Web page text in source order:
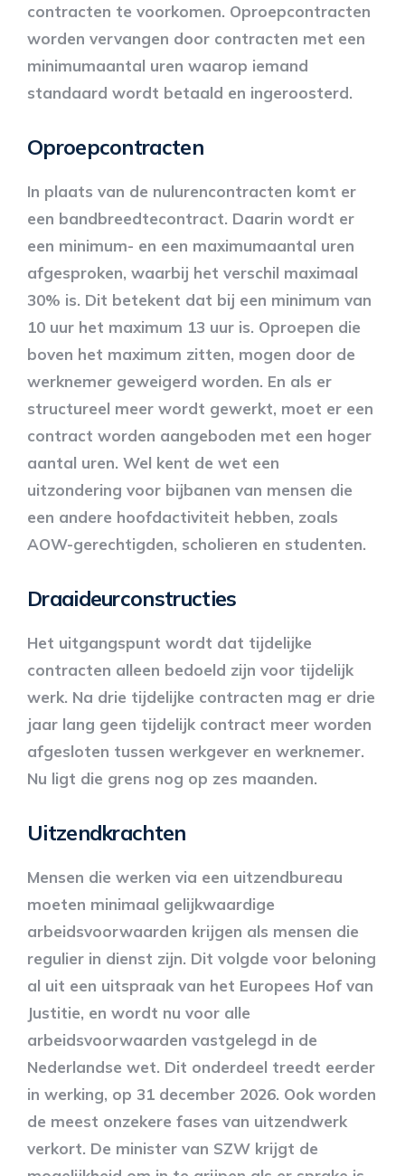
contracten te voorkomen. Oproepcontracten
worden vervangen door contracten met een
minimumaantal uren waarop iemand
standaard wordt betaald en ingeroosterd.
Oproepcontracten
In plaats van de nulurencontracten komt er
een bandbreedtecontract. Daarin wordt er
een minimum- en een maximumaantal uren
afgesproken, waarbij het verschil maximaal
30% is. Dit betekent dat bij een minimum van
10 uur het maximum 13 uur is. Oproepen die
boven het maximum zitten, mogen door de
werknemer geweigerd worden. En als er
structureel meer wordt gewerkt, moet er een
contract worden aangeboden met een hoger
aantal uren. Wel kent de wet een
uitzondering voor bijbanen van mensen die
een andere hoofdactiviteit hebben, zoals
AOW-gerechtigden, scholieren en studenten.
Draaideurconstructies
Het uitgangspunt wordt dat tijdelijke
contracten alleen bedoeld zijn voor tijdelijk
werk. Na drie tijdelijke contracten mag er drie
jaar lang geen tijdelijk contract meer worden
afgesloten tussen werkgever en werknemer.
Nu ligt die grens nog op zes maanden.
Uitzendkrachten
Mensen die werken via een uitzendbureau
moeten minimaal gelijkwaardige
arbeidsvoorwaarden krijgen als mensen die
regulier in dienst zijn. Dit volgde voor beloning
al uit een uitspraak van het Europees Hof van
Justitie, en wordt nu voor alle
arbeidsvoorwaarden vastgelegd in de
Nederlandse wet. Dit onderdeel treedt eerder
in werking, op 31 december 2026. Ook worden
de meest onzekere fases van uitzendwerk
verkort. De minister van SZW krijgt de